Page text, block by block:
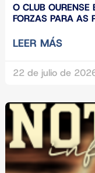
O CLUB OURENSE
FORZAS PARA AS
LEER MÁS
22 de julio de